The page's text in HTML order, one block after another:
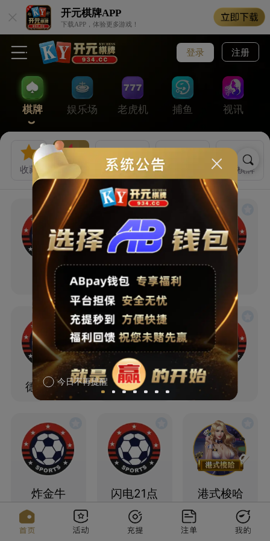
开元棋牌APP
下载APP，体验更多游戏！
登录 注册
棋牌 娱乐场 老虎机 捕鱼 视讯
收藏 热门 开元棋牌 VG棋牌
21 点 抢庄牛牛 炸金花
德州扑克 通比牛牛 二八杠
炸金牛 闪电21点 港式梭哈
今日不再提醒